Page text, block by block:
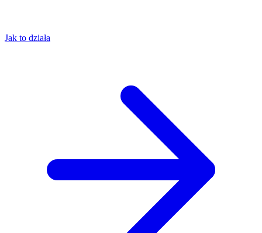
Jak to działa